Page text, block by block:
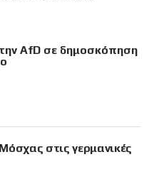
AfD σε δημοσκόπηση
στις γερμανικές